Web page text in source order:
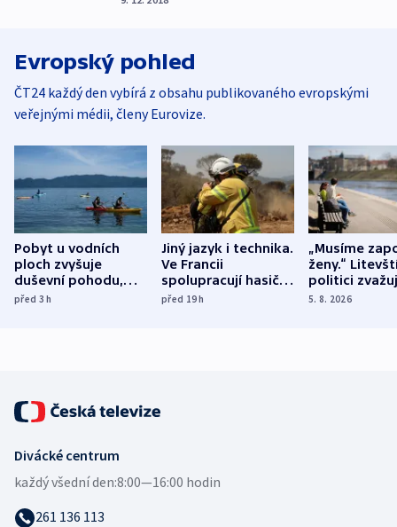
Evropský pohled
ČT24 každý den vybírá z obsahu publikovaného evropskými
veřejnými médii, členy Eurovize.
Pobyt u vodních
ploch zvyšuje
duševní pohodu,
ukázala
před 3h
Jiný jazyk i technika.
Ve Francii
spolupracují hasiči z
různých zemí
před 19h
„Musíme
ženy.“
politici
dohodu o
5. 8. 2026
Divácké centrum
každý všední den:8:00—16:00 hodin
261 136 113